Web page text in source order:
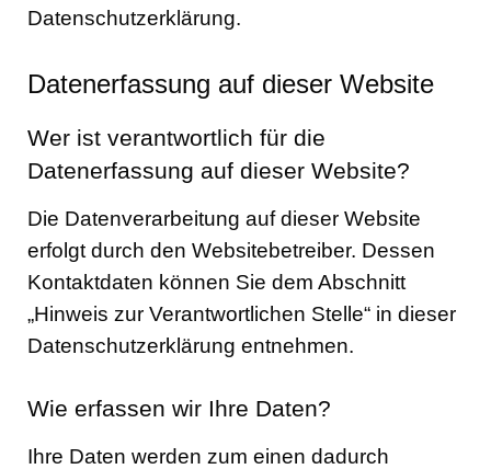
Datenschutzerklärung.
Datenerfassung auf dieser Website
Wer ist verantwortlich für die
Datenerfassung auf dieser Website?
Die Datenverarbeitung auf dieser Website
erfolgt durch den Websitebetreiber. Dessen
Kontaktdaten können Sie dem Abschnitt
„Hinweis zur Verantwortlichen Stelle“ in dieser
Datenschutzerklärung entnehmen.
Wie erfassen wir Ihre Daten?
Ihre Daten werden zum einen dadurch